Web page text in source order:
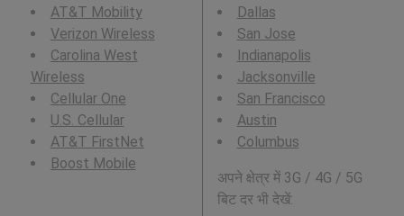
AT&T Mobility
Verizon Wireless
Carolina West
Wireless
Cellular One
U.S. Cellular
AT&T FirstNet
Boost Mobile
Dallas
San Jose
Indianapolis
Jacksonville
San Francisco
Austin
Columbus
अपने क्षेत्र में 3G / 4G / 5G
बिट दर भी देखें: